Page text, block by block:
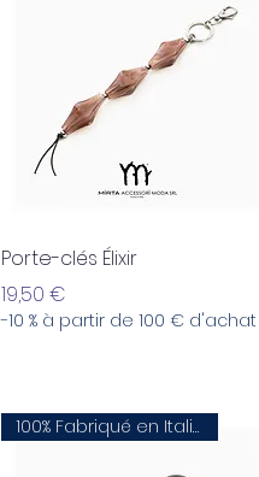
Aperçu rapide
Porte-clés Élixir
Prix
19,50 €
-10 % à partir de 100 € d'achat
100% Fabriqué en Italie